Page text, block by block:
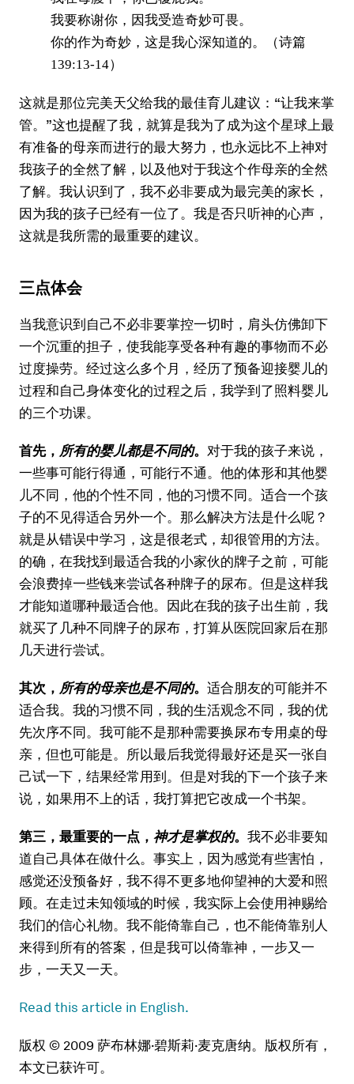
我要称谢你，因我受造奇妙可畏。
你的作为奇妙，这是我心深知道的。（诗篇
139:13-14）
这就是那位完美天父给我的最佳育儿建议：“让我来掌
管。”这也提醒了我，就算是我为了成为这个星球上最
有准备的母亲而进行的最大努力，也永远比不上神对
我孩子的全然了解，以及他对于我这个作母亲的全然
了解。我认识到了，我不必非要成为最完美的家长，
因为我的孩子已经有一位了。我是否只听神的心声，
这就是我所需的最重要的建议。
三点体会
当我意识到自己不必非要掌控一切时，肩头仿佛卸下
一个沉重的担子，使我能享受各种有趣的事物而不必
过度操劳。经过这么多个月，经历了预备迎接婴儿的
过程和自己身体变化的过程之后，我学到了照料婴儿
的三个功课。
首先， 所有的婴儿都是不同的。 对于我的孩子来说，
一些事可能行得通，可能行不通。他的体形和其他婴
儿不同，他的个性不同，他的习惯不同。适合一个孩
子的不见得适合另外一个。那么解决方法是什么呢？
就是从错误中学习，这是很老式，却很管用的方法。
的确，在我找到最适合我的小家伙的牌子之前，可能
会浪费掉一些钱来尝试各种牌子的尿布。但是这样我
才能知道哪种最适合他。因此在我的孩子出生前，我
就买了几种不同牌子的尿布，打算从医院回家后在那
几天进行尝试。
其次， 所有的母亲也是不同的。 适合朋友的可能并不
适合我。我的习惯不同，我的生活观念不同，我的优
先次序不同。我可能不是那种需要换尿布专用桌的母
亲，但也可能是。所以最后我觉得最好还是买一张自
己试一下，结果经常用到。但是对我的下一个孩子来
说，如果用不上的话，我打算把它改成一个书架。
第三，最重要的一点， 神才是掌权的。 我不必非要知
道自己具体在做什么。事实上，因为感觉有些害怕，
感觉还没预备好，我不得不更多地仰望神的大爱和照
顾。在走过未知领域的时候，我实际上会使用神赐给
我们的信心礼物。我不能倚靠自己，也不能倚靠别人
来得到所有的答案，但是我可以倚靠神，一步又一
步，一天又一天。
Read this article in English.
版权 © 2009 萨布林娜·碧斯莉·麦克唐纳。版权所有，
本文已获许可。